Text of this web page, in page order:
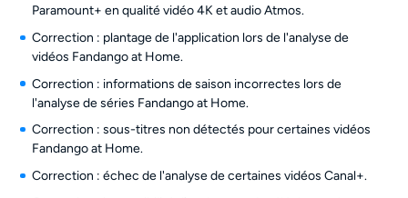
Paramount+ en qualité vidéo 4K et audio Atmos.
Correction : plantage de l'application lors de l'analyse de
vidéos Fandango at Home.
Correction : informations de saison incorrectes lors de
l'analyse de séries Fandango at Home.
Correction : sous-titres non détectés pour certaines vidéos
Fandango at Home.
Correction : échec de l'analyse de certaines vidéos Canal+.